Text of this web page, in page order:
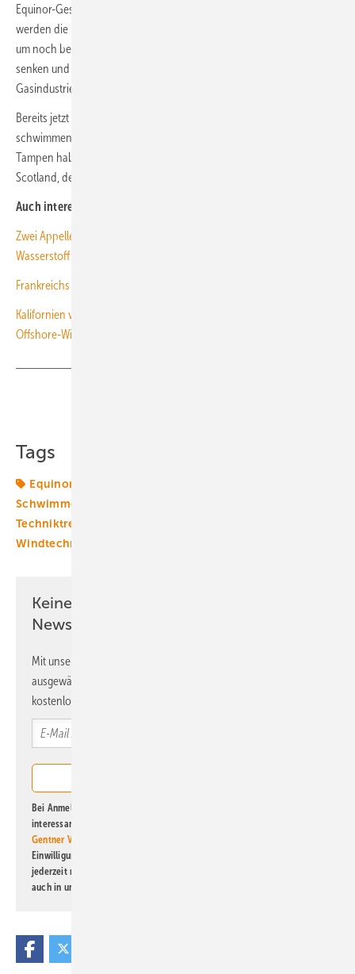
Equinor-Geschäftsbereichs Erneuerbare Energien in Norwegen. „Wir
werden die Erfahrungen und Erkenntnisse aus diesem Projekt nutzen,
um noch besser zu werden. Wir werden größer bauen, die Kosten
senken und eine neue Industrie auf den Schultern der Öl- und
Gasindustrie aufbauen“, kündigte sie an.
Bereits jetzt sind die Kosten laut Equinor gegenüber dem ersten
schwimmenden Windpark in Schottland deutlich gesunken: Hywind
Tampen habe 35 Prozent weniger pro MW gekostet als Hywind
Scotland, der 2017 in Betrieb ging. (kw)
Auch interessant:
Zwei Appelle und Bündnis mit Norwegen: So liefert die See genug
Wasserstoff und Windstrom
Frankreichs Windkraft macht sich für Schwimmkurs bereit
Kalifornien verpachtet Seeboden zur Entwicklung von Floating-
Offshore-Windfarmen
Tags
Equinor
Schwimmende Windturbine
Techniktrends
Windtechnik
Keine Zeit? Kein Problem mit dem ERE
Newsletter!
Mit unserem Newsletter erhalten Sie regelmäßig von uns
ausgewählte Informationen und Neuigkeiten, gebündelt und
kostenlos direkt ins Postfach.
Bei Anmeldung zu diesem Newsletter bin ich damit einverstanden, über
interessante Verlags- und Online-Angebote
Gentner Verlag GmbH & Co. KG
Einwilligung kann ich jederzeit widerrufen und eine Abmeldung ist
jederzeit möglich. Informationen zum Umgang mit Daten finden Sie
auch in unserer